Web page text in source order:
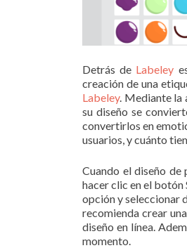
Detrás de Labeley
creación de una
Labeley. Mediante la
su diseño se
convertirlos en
usuarios, y cuánto
Cuando el diseño
hacer clic en el botón
opción y seleccionar
recomienda crear
diseño en línea.
momento.